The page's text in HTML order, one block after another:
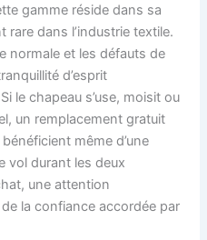
gamme réside dans sa
rare dans l’industrie textile.
normale et les défauts de
d’esprit
le chapeau s’use, moisit ou
un remplacement gratuit
même d’une
vol durant les deux
une attention
la confiance accordée par